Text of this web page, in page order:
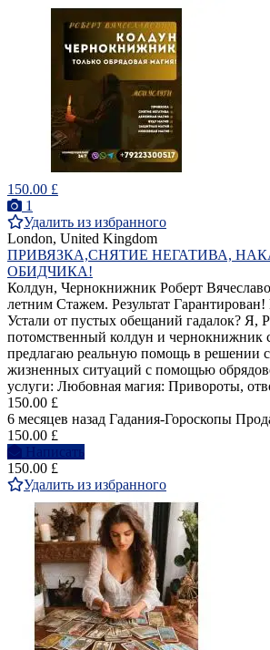
150.00 £
1
Удалить из избранного
London, United Kingdom
ПРИВЯЗКА,СНЯТИЕ НЕГАТИВА,
ОБИДЧИКА!
Колдун, Чернокнижник Роберт
летним Стажем. Результат
Устали от пустых обещаний гадалок? Я,
потомственный колдун и чернокнижник
предлагаю реальную помощь в решении
жизненных ситуаций с помощью
услуги: Любовная магия: Привороты,
150.00 £
6 месяцев назад Гадания-Гороскопы
150.00 £
Написать
150.00 £
Удалить из избранного